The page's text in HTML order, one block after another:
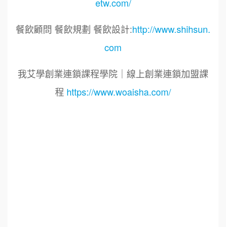
餐飲顧問 餐飲規劃 餐飲設計:http://www.shihsun.
com
我艾學創業連鎖課程學院｜線上創業連鎖加盟課
程 https://www.woaisha.com/